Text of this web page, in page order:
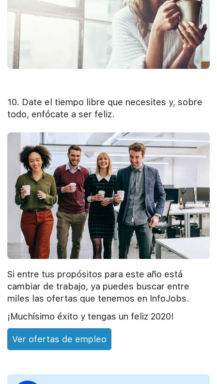
10. Date el tiempo libre que necesites y, sobre
todo, enfócate a ser feliz.
Si entre tus propósitos para este año está
cambiar de trabajo, ya puedes buscar entre
miles las ofertas que tenemos en InfoJobs.
¡Muchísimo éxito y tengas un feliz 2020!
Ver ofertas de empleo